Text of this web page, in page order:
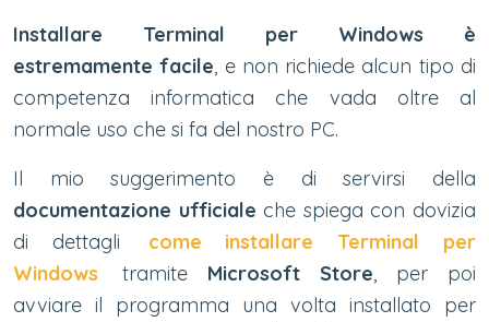
Installare Terminal per Windows è
estremamente facile, e non richiede alcun tipo di
competenza informatica che vada oltre al
normale uso che si fa del nostro PC.
Il mio suggerimento è di servirsi della
documentazione ufficiale che spiega con dovizia
di dettagli
come installare Terminal per
Windows
tramite Microsoft Store, per poi
avviare il programma una volta installato per